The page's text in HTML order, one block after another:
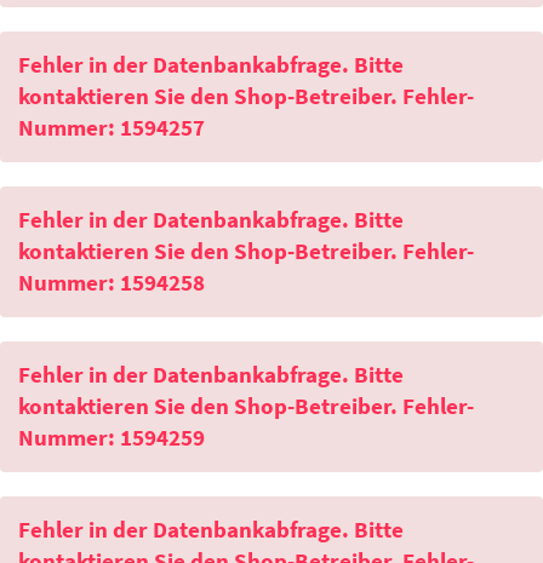
Fehler in der Datenbankabfrage. Bitte
kontaktieren Sie den Shop-Betreiber. Fehler-
Nummer: 1594257
Fehler in der Datenbankabfrage. Bitte
kontaktieren Sie den Shop-Betreiber. Fehler-
Nummer: 1594258
Fehler in der Datenbankabfrage. Bitte
kontaktieren Sie den Shop-Betreiber. Fehler-
Nummer: 1594259
Fehler in der Datenbankabfrage. Bitte